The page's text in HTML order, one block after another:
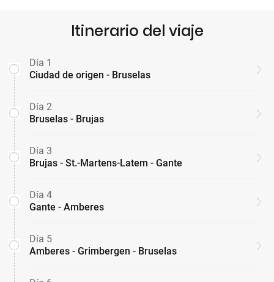
Itinerario del viaje
Día 1
Ciudad de origen - Bruselas
Día 2
Bruselas - Brujas
Día 3
Brujas - St.-Martens-Latem - Gante
Día 4
Gante - Amberes
Día 5
Amberes - Grimbergen - Bruselas